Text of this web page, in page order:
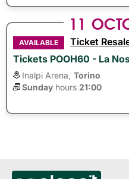
11
AVAILABLE
Ticket
Tickets POOH60 - La
Inalpi Arena, Torino
Sunday hours 21:00